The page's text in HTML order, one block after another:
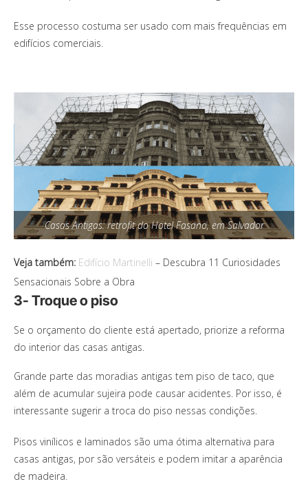
Esse processo costuma ser usado com mais frequências em
edifícios comerciais.
Casas Antigas: retrofit do Hotel Fasano, em Salvador
Veja também: Edifício Martinelli – Descubra 11 Curiosidades
Sensacionais Sobre a Obra
3- Troque o piso
Se o orçamento do cliente está apertado, priorize a reforma
do interior das casas antigas.
Grande parte das moradias antigas tem piso de taco, que
além de acumular sujeira pode causar acidentes. Por isso, é
interessante sugerir a troca do piso nessas condições.
Pisos vinílicos e laminados são uma ótima alternativa para
casas antigas, por são versáteis e podem imitar a aparência
de madeira.